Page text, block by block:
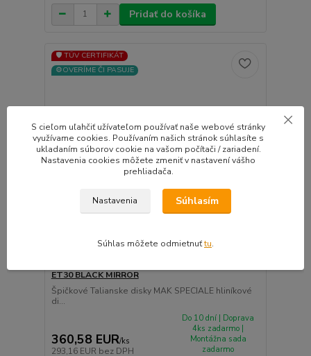
Pridať do košíka
🛡️ TÜV CERTIFIKÁT
⚙️OVERÍME ČI PASUJE
ET30 BLACK MIRROR
Špičkové Talianske disky MAK SPECIALE hliníkové
di...
360,58 EUR/ks
293,16 EUR bez DPH
Do 10 dní | Doprava
4ks zadarmo |
Montážna sada
zadarmo
S cieľom uľahčiť užívateľom používať naše webové stránky
využívame cookies. Používaním našich stránok súhlasíte s
ukladaním súborov cookie na vašom počítači / zariadení.
Nastavenia cookies môžete zmeniť v nastavení vášho
prehliadača.
Nastavenia Súhlasím
Súhlas môžete odmietnuťtu.